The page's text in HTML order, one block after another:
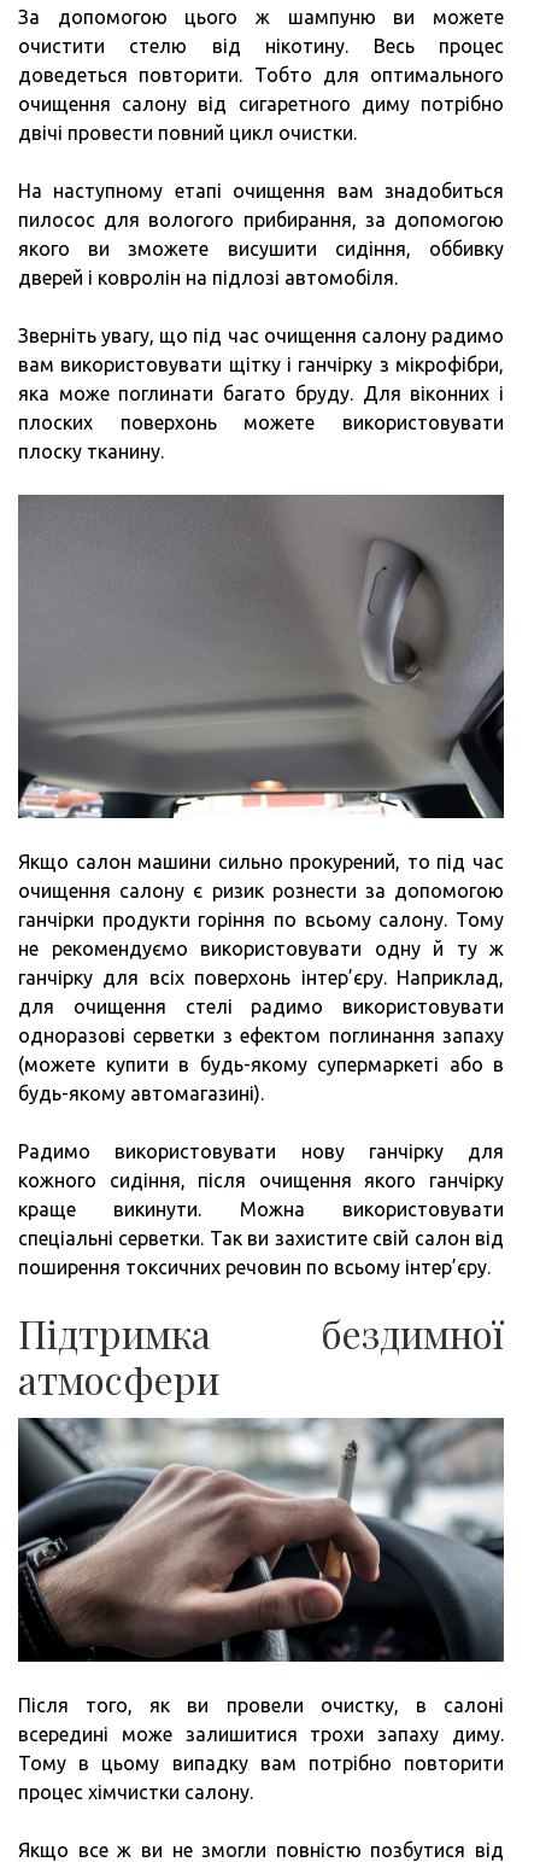
За допомогою цього ж шампуню ви можете
очистити стелю від нікотину. Весь процес
доведеться повторити. Тобто для оптимального
очищення салону від сигаретного диму потрібно
двічі провести повний цикл очистки.
На наступному етапі очищення вам знадобиться
пилосос для вологого прибирання, за допомогою
якого ви зможете висушити сидіння, оббивку
дверей і ковролін на підлозі автомобіля.
Зверніть увагу, що під час очищення салону радимо
вам використовувати щітку і ганчірку з мікрофібри,
яка може поглинати багато бруду. Для віконних і
плоских поверхонь можете використовувати
плоску тканину.
Якщо салон машини сильно прокурений, то під час
очищення салону є ризик рознести за допомогою
ганчірки продукти горіння по всьому салону. Тому
не рекомендуємо використовувати одну й ту ж
ганчірку для всіх поверхонь інтер’єру. Наприклад,
для очищення стелі радимо використовувати
одноразові серветки з ефектом поглинання запаху
(можете купити в будь-якому супермаркеті або в
будь-якому автомагазині).
Радимо використовувати нову ганчірку для
кожного сидіння, після очищення якого ганчірку
краще викинути. Можна використовувати
спеціальні серветки. Так ви захистите свій салон від
поширення токсичних речовин по всьому інтер’єру.
Підтримка бездимної
атмосфери
Після того, як ви провели очистку, в салоні
всередині може залишитися трохи запаху диму.
Тому в цьому випадку вам потрібно повторити
процес хімчистки салону.
Якщо все ж ви не змогли повністю позбутися від